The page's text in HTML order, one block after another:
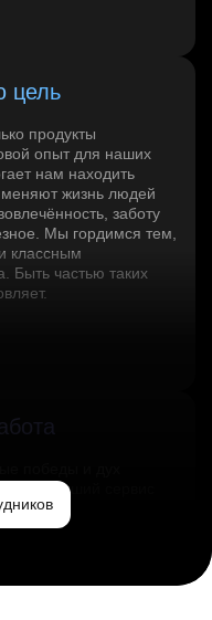
цель
продукты
опыт для наших
нам находить
жизнь людей
заботу
Мы гордимся тем,
классным
Быть частью таких
лучший сервис